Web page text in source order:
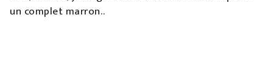
un complet marron..